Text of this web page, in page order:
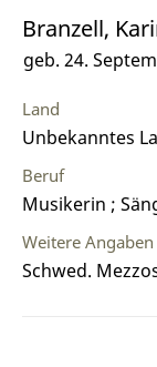
Branzell,
geb. 24.
Land
Unbekanntes
Beruf
Musikerin ;
Weitere Angaben
Schwed.